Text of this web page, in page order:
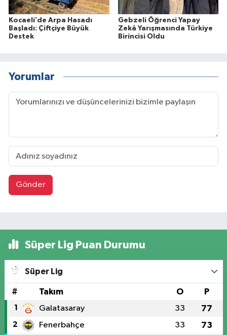
Kocaeli’de Arpa Hasadı
Başladı: Çiftçiye Büyük
Destek
Gebzeli Öğrenci Yapay
Zekâ Yarışmasında Türkiye
Birincisi Oldu
Yorumlar
Gönder
Süper Lig Puan Durumu
Süper Lig
# Takım O P
1 Galatasaray 33 77
2 Fenerbahçe 33 73